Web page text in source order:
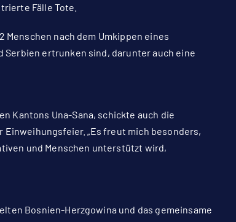
Fälle Tote.
nach dem Umkippen eines
Serbien ertrunken sind, darunter auch eine
Kantons Una-Sana, schickte auch die
„Es freut mich besonders,
und Menschen unterstützt wird,
Bosnien-Herzgowina und das gemeinsame